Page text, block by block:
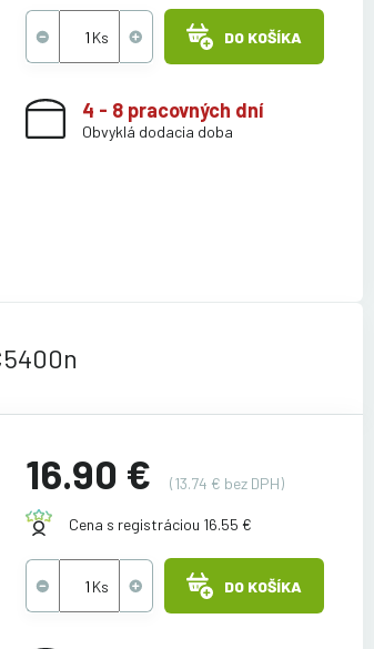
DO KOŠÍKA
4 - 8 pracovných dní
Obvyklá dodacia doba
16.90 € (13.74 € bez DPH)
Cena s registráciou 16.55 €
DO KOŠÍKA